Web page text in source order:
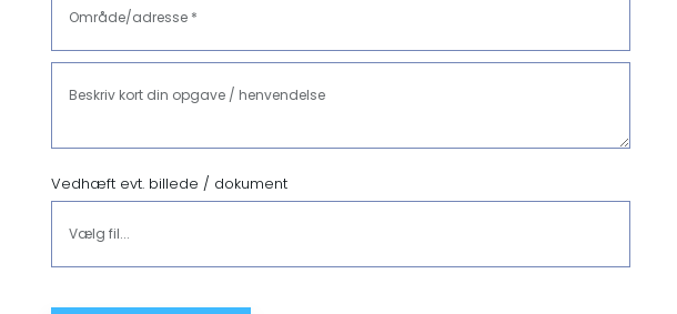
Vedhæft evt. billede / dokument